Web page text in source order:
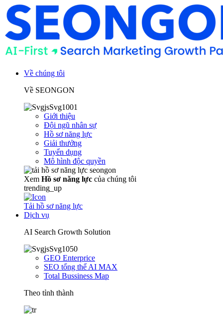
Về chúng tôi
Về SEONGON
Giới thiệu
Đội ngũ nhân sự
Hồ sơ năng lực
Giải thưởng
Tuyển dụng
Mô hình độc quyền
Xem Hồ sơ năng lực của chúng tôi
trending_up
Tải hồ sơ năng lực
Dịch vụ
AI Search Growth Solution
GEO Enterprice
SEO tổng thể AI MAX
Total Bussiness Map
Theo tỉnh thành